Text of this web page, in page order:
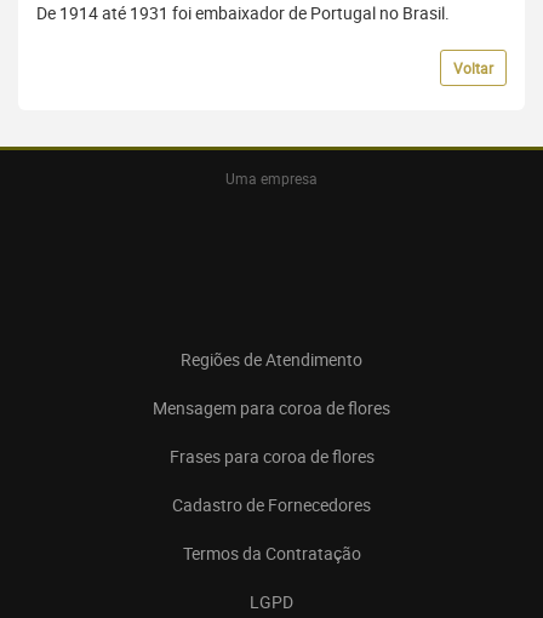
De 1914 até 1931 foi embaixador de Portugal no Brasil.
Voltar
Uma empresa
Regiões de Atendimento
Mensagem para coroa de flores
Frases para coroa de flores
Cadastro de Fornecedores
Termos da Contratação
LGPD